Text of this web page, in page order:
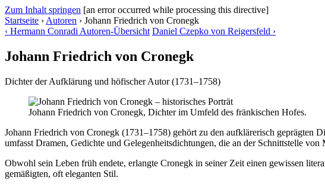
Zum Inhalt springen [an error occurred while processing this directive]
Startseite › Autoren › Johann Friedrich von Cronegk
‹ Hermann Conradi Autoren-Übersicht Daniel Czepko von Reigersfeld ›
Johann Friedrich von Cronegk
Dichter der Aufklärung und höfischer Autor (1731–1758)
Johann Friedrich von Cronegk, Dichter im Umfeld des fränkischen Hofes.
Johann Friedrich von Cronegk (1731–1758) gehört zu den aufklärerisch geprägten
umfasst Dramen, Gedichte und Gelegenheitsdichtungen, die an der Schnittstelle
Obwohl sein Leben früh endete, erlangte Cronegk in seiner Zeit einen gewissen
gemäßigten, oft eleganten Stil.